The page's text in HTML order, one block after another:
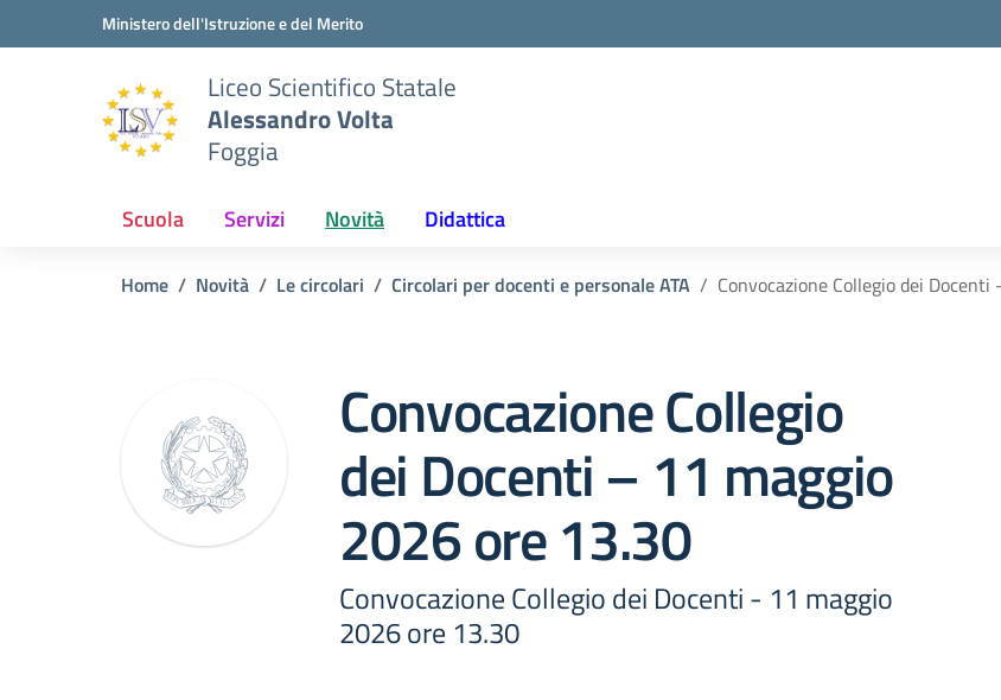
Vai ai contenuti
Vai al menu di navigazioneMinistero dell'Istruzione e del Merito
Liceo Scientifico Statale
Alessandro Volta
Foggia
Scuola Servizi Novità Didattica
Home Novità Le circolari Circolari per docenti e personale ATA Convocazione Collegio dei
Convocazione Collegio
dei Docenti – 11 maggio
2026 ore 13.30
Convocazione Collegio dei Docenti - 11 maggio
2026 ore 13.30